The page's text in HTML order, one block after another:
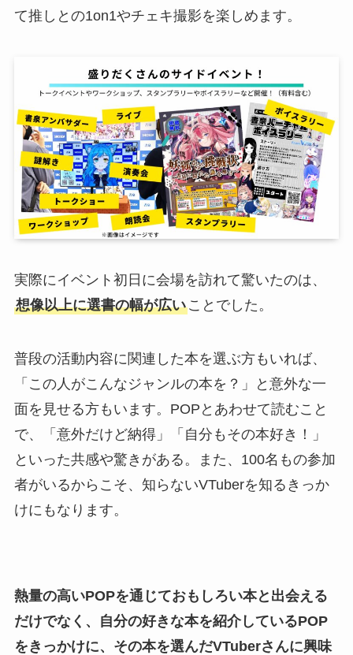
て推しとの1on1やチェキ撮影を楽しめます。
実際にイベント初日に会場を訪れて驚いたのは、
想像以上に選書の幅が広いことでした。
普段の活動内容に関連した本を選ぶ方もいれば、
「この人がこんなジャンルの本を？」と意外な一
面を見せる方もいます。POPとあわせて読むこと
で、「意外だけど納得」「自分もその本好き！」
といった共感や驚きがある。また、100名もの参加
者がいるからこそ、知らないVTuberを知るきっか
けにもなります。
熱量の高いPOPを通じておもしろい本と出会える
だけでなく、自分の好きな本を紹介しているPOP
をきっかけに、その本を選んだVTuberさんに興味